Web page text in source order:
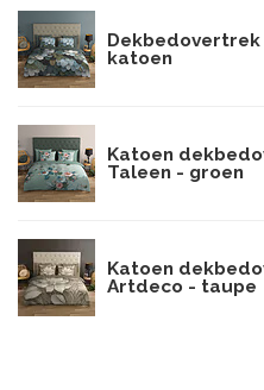
Dekbedovertrek
katoen
Katoen
Taleen - groen
Katoen
Artdeco - taupe